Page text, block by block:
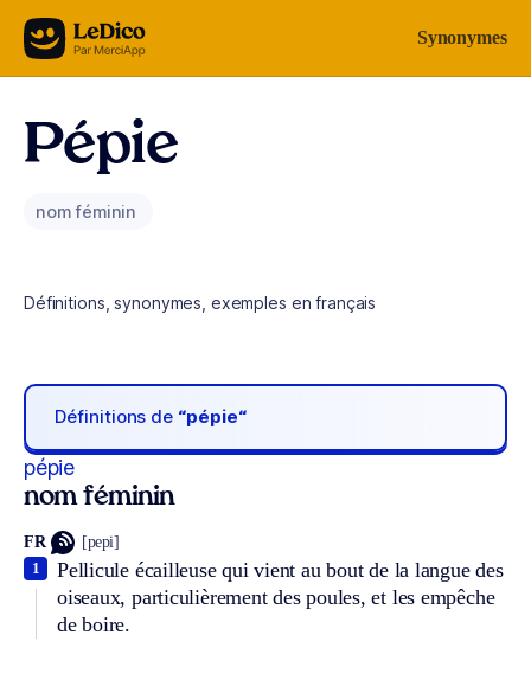
Aller au contenu Synonymes
Pépie
nom féminin
Définitions, synonymes, exemples en français
Définitions de “pépie“
pépie
nom féminin
FR [pepi]
Pellicule écailleuse qui vient au bout de la langue des
oiseaux, particulièrement des poules, et les empêche
de boire.
1